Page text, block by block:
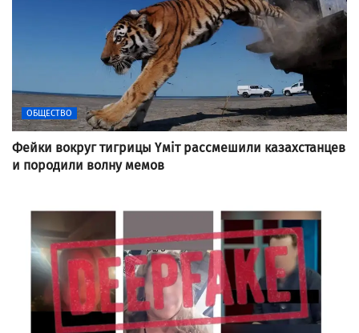
ОБЩЕСТВО
Фейки вокруг тигрицы Үміт рассмешили казахстанцев
и породили волну мемов